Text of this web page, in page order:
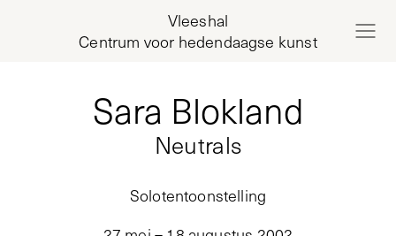
Vleeshal
Centrum voor hedendaagse kunst
Neutrals
Sara Blokland
Solotentoonstelling